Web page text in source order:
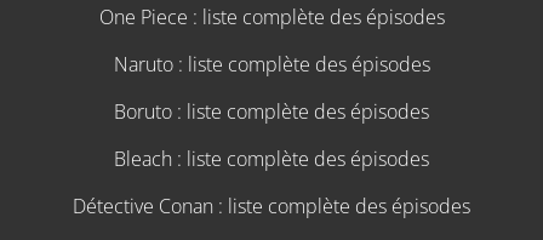
One Piece : liste complète des épisodes
Naruto : liste complète des épisodes
Boruto : liste complète des épisodes
Bleach : liste complète des épisodes
Détective Conan : liste complète des épisodes